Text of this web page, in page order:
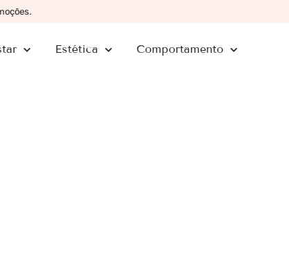
Estética Comportamento